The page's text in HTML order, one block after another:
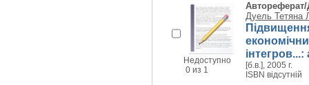
Недоступно
0 из 1
Автореферат/
Дуель Тетяна
[б.в.], 2005 г.
ISBN відсутній